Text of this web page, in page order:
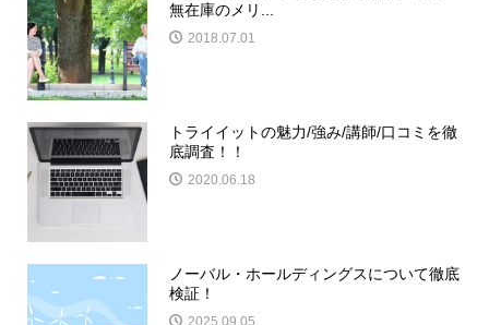
無在庫のメリ...
2018.07.01
トライイットの魅力/強み/講師/口コミを徹
底調査！！
2020.06.18
ノーバル・ホールディングスについて徹底
検証！
2025.09.05